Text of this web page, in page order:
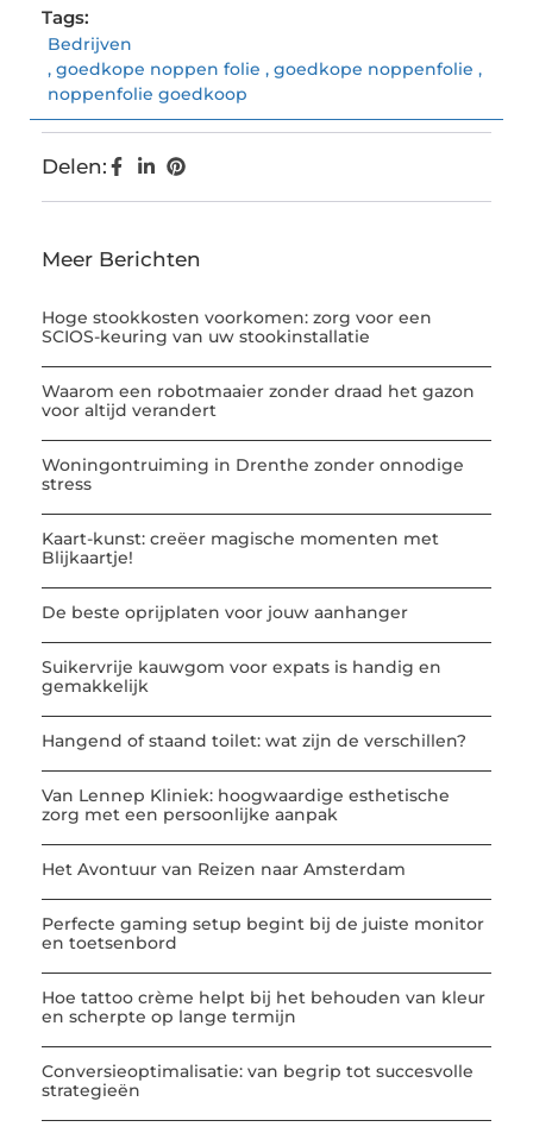
Tags:
Bedrijven
, goedkope noppen folie , goedkope noppenfolie ,
noppenfolie goedkoop
Delen:
Meer Berichten
Hoge stookkosten voorkomen: zorg voor een
SCIOS-keuring van uw stookinstallatie
Waarom een robotmaaier zonder draad het gazon
voor altijd verandert
Woningontruiming in Drenthe zonder onnodige
stress
Kaart-kunst: creëer magische momenten met
Blijkaartje!
De beste oprijplaten voor jouw aanhanger
Suikervrije kauwgom voor expats is handig en
gemakkelijk
Hangend of staand toilet: wat zijn de verschillen?
Van Lennep Kliniek: hoogwaardige esthetische
zorg met een persoonlijke aanpak
Het Avontuur van Reizen naar Amsterdam
Perfecte gaming setup begint bij de juiste monitor
en toetsenbord
Hoe tattoo crème helpt bij het behouden van kleur
en scherpte op lange termijn
Conversieoptimalisatie: van begrip tot succesvolle
strategieën